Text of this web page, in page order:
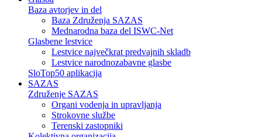
Baza avtorjev in del
Baza Združenja SAZAS
Mednarodna baza del ISWC-Net
Glasbene lestvice
Lestvice največkrat predvajnih skladb
Lestvice narodnozabavne glasbe
SloTop50 aplikacija
SAZAS
Združenje SAZAS
Organi vodenja in upravljanja
Strokovne službe
Terenski zastopniki